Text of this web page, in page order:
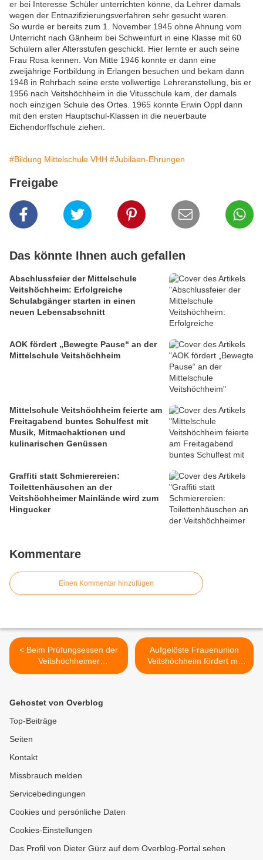
er bei Interesse Schüler unterrichten könne, da Lehrer damals
wegen der Entnazifizierungsverfahren sehr gesucht waren.
So wurde er bereits zum 1. November 1945 ohne Ahnung vom
Unterricht nach Gänheim bei Schweinfurt in eine Klasse mit 60
Schülern aller Altersstufen geschickt. Hier lernte er auch seine
Frau Rosa kennen. Von Mitte 1946 konnte er dann eine
zweijährige Fortbildung in Erlangen besuchen und bekam dann
1948 in Rohrbach seine erste vollwertige Lehreranstellung, bis er
1956 nach Veitshöchheim in die Vitusschule kam, der damals
noch einzigen Schule des Ortes. 1965 konnte Erwin Oppl dann
mit den ersten Hauptschul-Klassen in die neuerbaute
Eichendorffschule ziehen.
#Bildung Mittelschule VHH #Jubiläen-Ehrungen
Freigabe
Das könnte Ihnen auch gefallen
Abschlussfeier der Mittelschule
Veitshöchheim: Erfolgreiche
Schulabgänger starten in einen
neuen Lebensabschnitt
AOK fördert „Bewegte Pause“ an der
Mittelschule Veitshöchheim
Mittelschule Veitshöchheim feierte am
Freitagabend buntes Schulfest mit
Musik, Mitmachaktionen und
kulinarischen Genüssen
Graffiti statt Schmierereien:
Toilettenhäuschen an der
Veitshöchheimer Mainlände wird zum
Hingucker
Kommentare
Einen Kommentar hinzufügen
< Beim Prüfungsessen der
Veitshöchheimer
Mittelschule servierten die
Gourmet-Restaurant
Aufgelöste Frauenunion
Veitshöchheim fördert mit
500 Euro Schulprojekte >
Gehostet von Overblog
Top-Beiträge
Seiten
Kontakt
Missbrauch melden
Servicebedingungen
Cookies und persönliche Daten
Cookies-Einstellungen
Das Profil von Dieter Gürz auf dem Overblog-Portal sehen